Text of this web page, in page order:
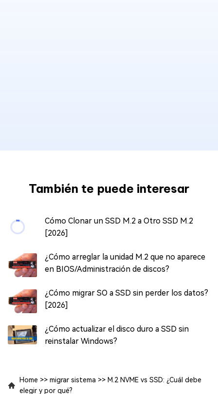
También te puede interesar
Cómo Clonar un SSD M.2 a Otro SSD M.2
[2026]
¿Cómo arreglar la unidad M.2 que no aparece
en BIOS/Administración de discos?
¿Cómo migrar SO a SSD sin perder los datos?
[2026]
¿Cómo actualizar el disco duro a SSD sin
reinstalar Windows?
Home >> migrar sistema >> M.2 NVME vs SSD: ¿Cuál debe
elegir y por qué?